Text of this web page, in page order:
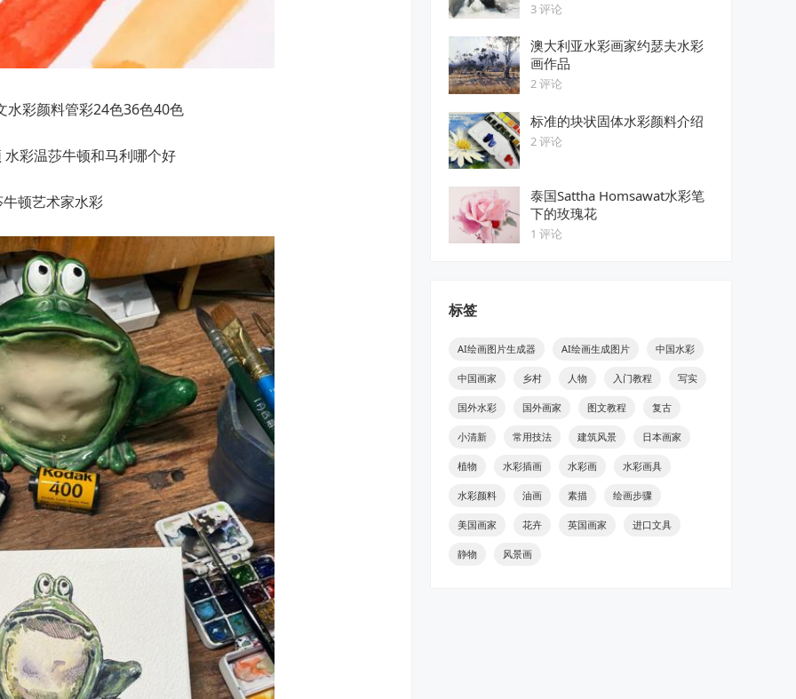
水彩颜料管彩24色36色40色
顿艺术家水彩
3 评论
澳大利亚水彩画家约瑟夫水彩
画作品
2 评论
标准的块状固体水彩颜料介绍
2 评论
泰国Sattha Homsawat水彩笔
下的玫瑰花
1 评论
标签
AI绘画图片生成器 AI绘画生成图片 中国水彩
中国画家 乡村 人物 入门教程 写实
国外水彩 国外画家 图文教程 复古
小清新 常用技法 建筑风景 日本画家
植物 水彩插画 水彩画 水彩画具
水彩颜料 油画 素描 绘画步骤
美国画家 花卉 英国画家 进口文具
静物 风景画